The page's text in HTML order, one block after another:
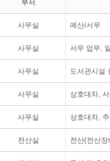
부서
사무실 예산/서무
사무실 서무 업무,
사무실 도서관시설
사무실 상호대차,
사무실 상호대차,
전산실 전산(전산